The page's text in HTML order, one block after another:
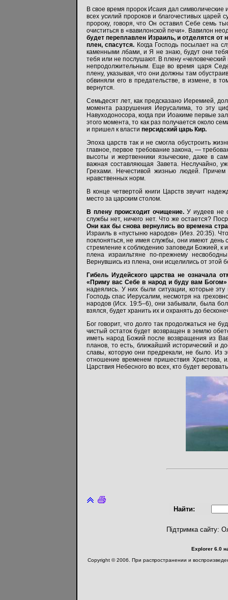
В свое время пророк Исаия дал символические
всех усилий пророков и благочестивых царей
пророку, говоря, что Он оставил Себе семь
очиститься в «вавилонской печи». Вавилон
будет переплавлен Израиль, и отделятся от
плен, спасутся. Когда Господь посылает на
каменными лбами, и Я не знаю, будут они
тебя или не послушают. В плену
непродолжительным. Еще во время царя
плену, указывая, что они должны там
обвиняли его в предательстве, в измене, в
вернутся.
Семьдесят лет, как предсказано Иеремией,
момента разрушения Иерусалима, то эту
Навуходоносора, когда при Иоакиме первые
этого момента, то как раз получается около
и пришел к власти персидский царь Кир.
Эпоха царств так и не смогла обустроить
главное, первое требование закона, —
высоты и жертвенники языческие, даже в
важная составляющая Завета. Неслучайно,
Грехами. Нечестивой жизнью людей.
нравственных норм.
В конце четвертой книги Царств звучит
место за царским столом.
В плену происходит очищение. У иудеев не
службы нет, ничего нет. Что же остается?
Они как бы снова вернулись во времена
Израиль в «пустыню народов» (Иез. 20:35).
поклоняться, не имея службы, они имеют день
стремление к соблюдению заповеди Божией, к
плена израильтяне по-прежнему
Вернувшись из плена, они исцелились от этой
Гибель Иудейского царства не означала
«Приму вас Себе в народ и буду вам
надеялись. У них были ситуации, которые
Господь спас Иерусалим, несмотря на
народов (Исх. 19:5–6), они забывали, была
взялся, будет хранить их и охранять до
Бог говорит, что долго так продолжаться не
чистый остаток будет возвращен в землю
иметь народ Божий после возвращения из
планов, то есть, ближайший исторический и
славы, которую они предрекали, не было. Из
отношение временем пришествия Христова,
Царствия Небесного во всех, кто будет
Найти:
Підтримка сайту:
Explorer 6.0
Copyright © 2006. При распространении и